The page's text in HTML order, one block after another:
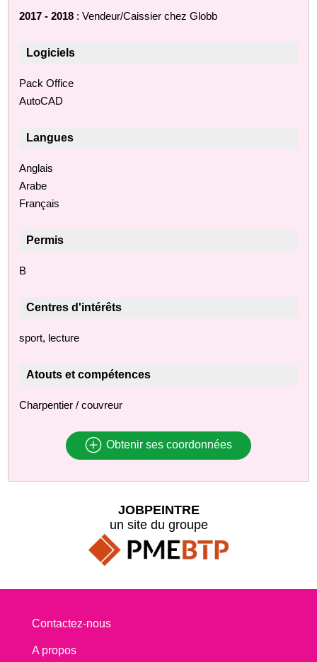
2017 - 2018 : Vendeur/Caissier chez Globb
Logiciels
Pack Office
AutoCAD
Langues
Anglais
Arabe
Français
Permis
B
Centres d'intérêts
sport, lecture
Atouts et compétences
Charpentier / couvreur
Obtenir ses coordonnées
JOBPEINTRE
un site du groupe
Contactez-nous
A propos